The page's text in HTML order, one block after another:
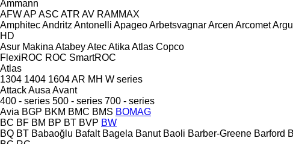
Ammann
AFWAP ASC ATR AV RAMMAX
AmphitecAndritz Antonelli ApageoArbetsvagnarArcen Arcomet
HD
Asur Makina AtabeyAtecAtika Atlas Copco
FlexiROC ROC SmartROC
Atlas
1304 1404 1604AR MH W series
AttackAusa Avant
400 - series 500 - series 700 - series
Avia BGP BKM BMC BMS BOMAG
BC BF BM BP BT BVP BW
BQ BT Babaoğlu Bafalt Bagela Banut Baoli Barber-Greene Barford